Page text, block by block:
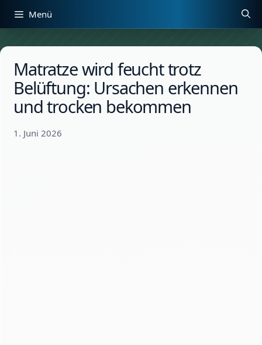
Zum
Inhalt
Menü
Matratze wird feucht trotz
Belüftung: Ursachen erkennen
und trocken bekommen
1. Juni 2026